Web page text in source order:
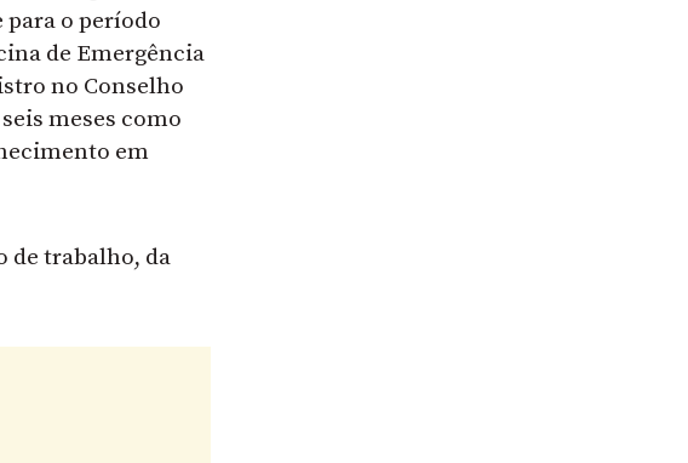
para o período
de Emergência
no Conselho
meses como
em
de trabalho, da